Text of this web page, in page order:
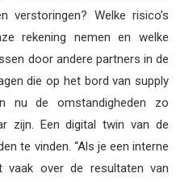
Welke risico’s
rekening nemen en welke
door andere partners in de
die op het bord van supply
nu de omstandigheden zo
zijn. Een digital twin van de
te vinden. “Als je een interne
vaak over de resultaten van